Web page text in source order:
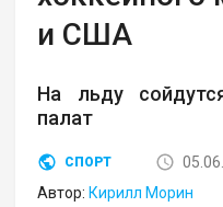
и США
На льду
палат
СПОРТ
Автор: Кирилл Морин